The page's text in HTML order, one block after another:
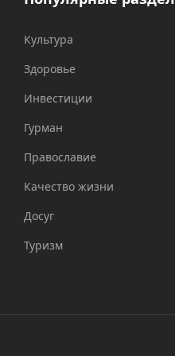
Культура
Здоровье
Инвестиции
Гурман
Православие
Качество жизни
Досуг
Туризм